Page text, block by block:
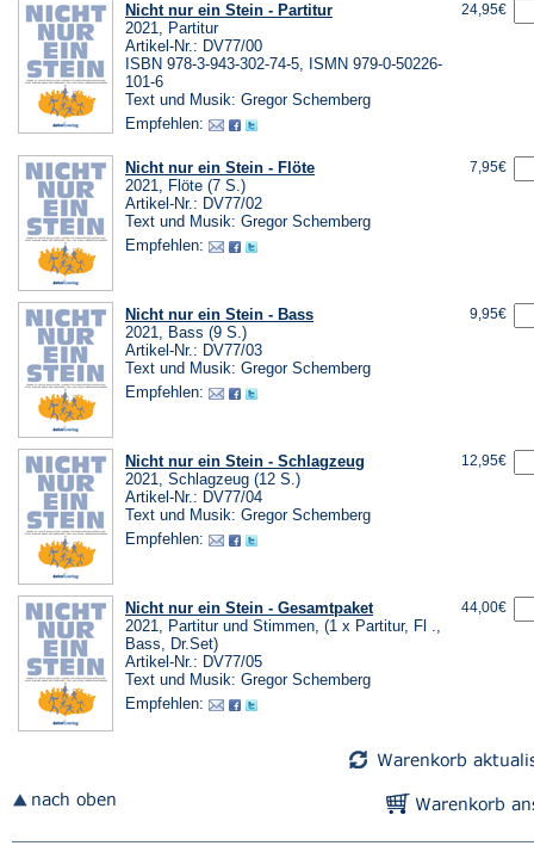
Nicht nur ein Stein - Partitur
2021, Partitur
Artikel-Nr.: DV77/00
ISBN 978-3-943-302-74-5, ISMN 979-0-50226-
101-6
Text und Musik: Gregor Schemberg
Empfehlen:
24,95€
Nicht nur ein Stein - Flöte
2021, Flöte (7 S.)
Artikel-Nr.: DV77/02
Text und Musik: Gregor Schemberg
Empfehlen:
7,95€
Nicht nur ein Stein - Bass
2021, Bass (9 S.)
Artikel-Nr.: DV77/03
Text und Musik: Gregor Schemberg
Empfehlen:
9,95€
Nicht nur ein Stein - Schlagzeug
2021, Schlagzeug (12 S.)
Artikel-Nr.: DV77/04
Text und Musik: Gregor Schemberg
Empfehlen:
12,95€
Nicht nur ein Stein - Gesamtpaket
2021, Partitur und Stimmen, (1 x Partitur, Fl .,
Bass, Dr.Set)
Artikel-Nr.: DV77/05
Text und Musik: Gregor Schemberg
Empfehlen:
44,00€